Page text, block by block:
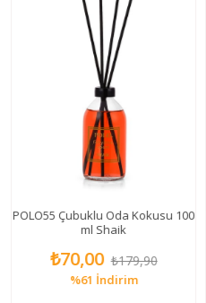
POLO55 Çubuklu Oda Kokusu 100
ml Shaik
₺70,00 ₺179,90
%61İndirim